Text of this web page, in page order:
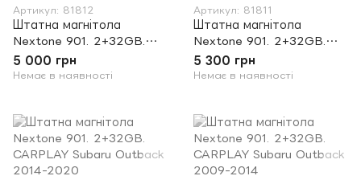
Артикул: 81812
Штатна магнітола
Nextone 901. 2+32GB.
CARPLAY Suzuki SX4
2007-2013
5 000 грн
Немає в наявності
Артикул: 81811
Штатна магнітола
Nextone 901. 2+32GB.
CARPLAY Suzuki Grand
Vitara 2005-2017
5 300 грн
Немає в наявності